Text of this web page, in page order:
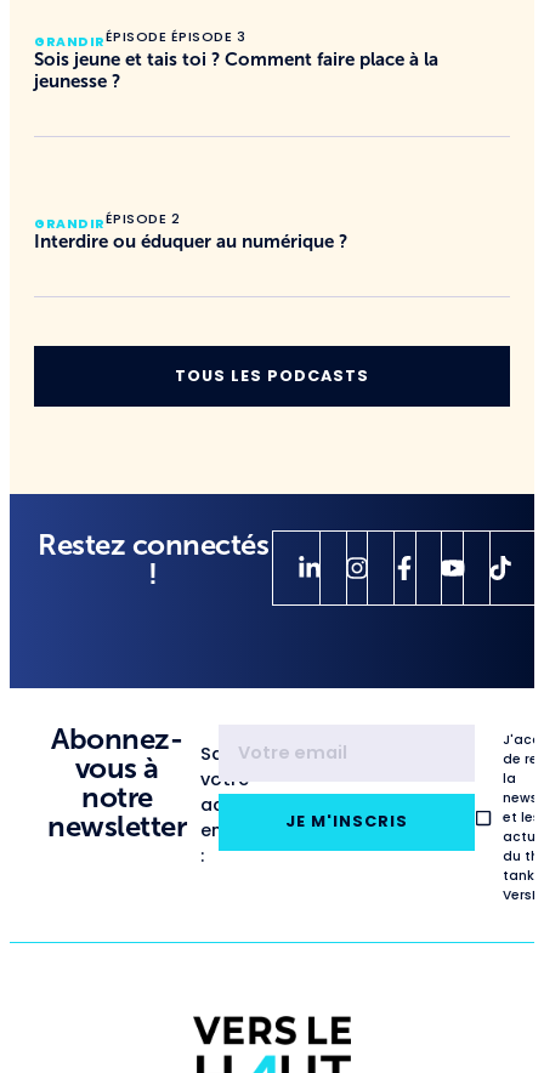
GRANDIRÉPISODE ÉPISODE 3
Sois jeune et tais toi ? Comment faire place à la
jeunesse ?
GRANDIRÉPISODE 2
Interdire ou éduquer au numérique ?
TOUS LES PODCASTS
Restez connectés
!
Abonnez-
vous à
notre
newsletter
Saisissez
votre
adresse
email
:
JE M'INSCRIS
de
la
et les
du
tank